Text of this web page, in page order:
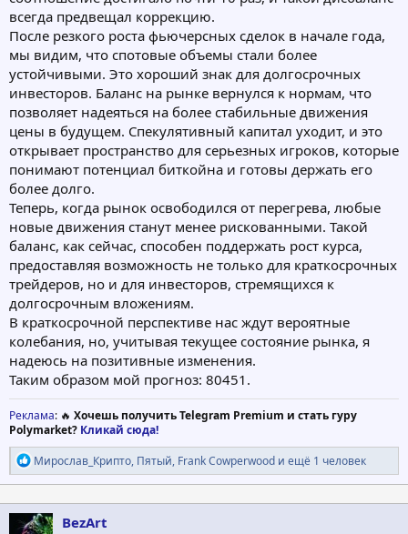
всегда предвещал коррекцию.
После резкого роста фьючерсных сделок в начале года,
мы видим, что спотовые объемы стали более
устойчивыми. Это хороший знак для долгосрочных
инвесторов. Баланс на рынке вернулся к нормам, что
позволяет надеяться на более стабильные движения
цены в будущем. Спекулятивный капитал уходит, и это
открывает пространство для серьезных игроков, которые
понимают потенциал биткойна и готовы держать его
более долго.
Теперь, когда рынок освободился от перегрева, любые
новые движения станут менее рискованными. Такой
баланс, как сейчас, способен поддержать рост курса,
предоставляя возможность не только для краткосрочных
трейдеров, но и для инвесторов, стремящихся к
долгосрочным вложениям.
В краткосрочной перспективе нас ждут вероятные
колебания, но, учитывая текущее состояние рынка, я
надеюсь на позитивные изменения.
Таким образом мой прогноз: 80451.
Реклама: 🔥 Хочешь получить Telegram Premium и стать гуру
Polymarket? Кликай сюда!
Р
е
а
к
ц
Мирослав_Крипто, Пятый, Frank Cowperwood и ещё 1 человек
BezArt